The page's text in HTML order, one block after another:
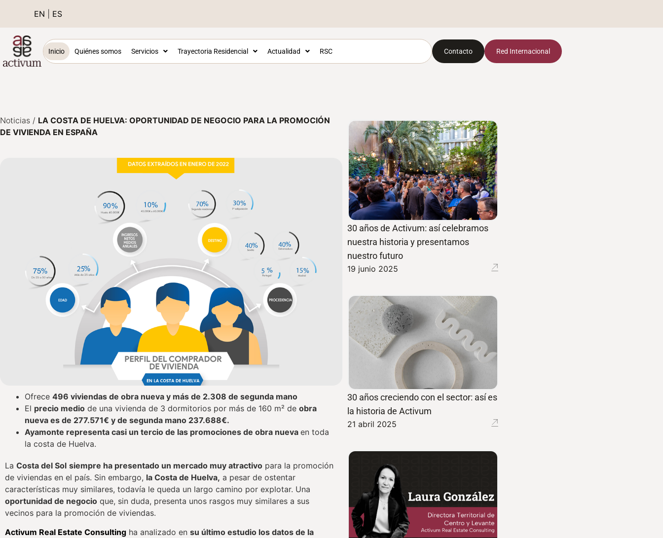
EN ES
Inicio Quiénes somos Servicios Trayectoria Residencial Actualidad RSC Contacto Red Internacional
Noticias / LA COSTA DE HUELVA: OPORTUNIDAD DE NEGOCIO PARA LA PROMOCIÓN
DE VIVIENDA EN ESPAÑA
Ofrece 496 viviendas de obra nueva y más de 2.308 de segunda mano
El precio medio de una vivienda de 3 dormitorios por más de 160 m² de obra
nueva es de 277.571€ y de segunda mano 237.688€.
Ayamonte representa casi un tercio de las promociones de obra nueva en toda
la costa de Huelva.
La Costa del Sol siempre ha presentado un mercado muy atractivo para la promoción
de viviendas en el país. Sin embargo, la Costa de Huelva, a pesar de ostentar
características muy similares, todavía le queda un largo camino por explotar. Una
oportunidad de negocio que, sin duda, presenta unos rasgos muy similares a sus
vecinos para la promoción de viviendas.
Activum Real Estate Consulting ha analizado en su último estudio los datos de la
30 años de Activum: así celebramos
nuestra historia y presentamos
nuestro futuro
19 junio 2025
30 años creciendo con el sector: así es
la historia de Activum
21 abril 2025